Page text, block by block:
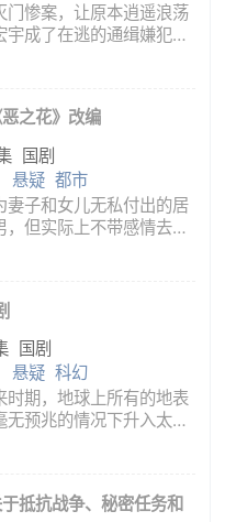
门惨案，让原本逍遥浪荡
宇成了在逃的通缉嫌犯。
灭门案的调查工作，关宏
辞职。调任了代支队长的
之花》改编
国剧
悬疑 都市
妻子和女儿无私付出的居
，但实际上不带感情去欺
婚了，非常幸福。但是，
之下，充斥着秘密和谎
国剧
悬疑 科幻
时期，地球上所有的地表
无预兆的情况下升入太
机。拾荒猎人江星北（黄
抵抗战争、秘密任务和